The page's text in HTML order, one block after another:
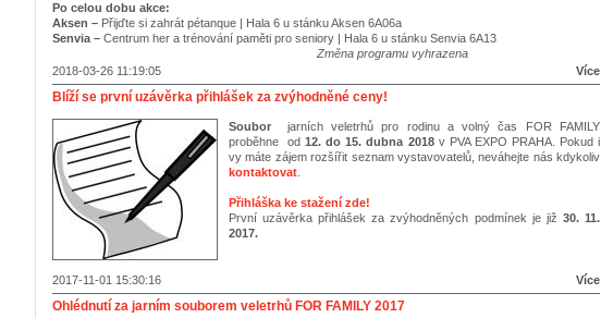
Po celou dobu akce:
Aksen – Přijďte si zahrát pétanque | Hala 6 u stánku Aksen 6A06a
Senvia – Centrum her a trénování paměti pro seniory | Hala 6 u stánku Senvia 6A13
Změna programu vyhrazena
2018-03-26 11:19:05
Více
Blíží se první uzávěrka přihlášek za zvýhodněné ceny!
Soubor jarních veletrhů pro rodinu a volný čas FOR FAMILY
proběhne od12. do 15. dubna 2018v PVA EXPO PRAHA. Pokud i
vy máte zájem rozšířit seznam vystavovatelů, neváhejte nás kdykoliv
kontaktovat
Přihláška ke stažení zde!
První uzávěrka přihlášek za zvýhodněných podmínek je již 30. 11.
2017.
2017-11-01 15:30:16 Více
Ohlédnutí za jarním souborem veletrhů FOR FAMILY 2017